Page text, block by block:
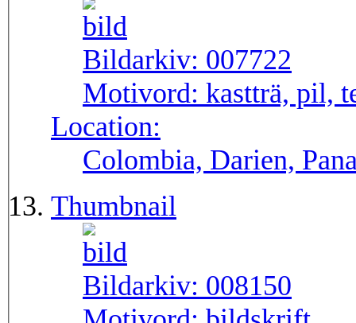
Bildarkiv: 007722
Motivord: kastträ, pil,
Location:
Colombia, Darien,
Thumbnail
Bildarkiv: 008150